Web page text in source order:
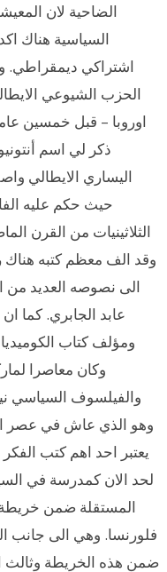
الضاحية لان
السياسية هناك
اشتراكي ديمقراطي.
الحزب الشيوعي
اوروبا – قبل خمسين
ذكر لي اسم
اليساري الايطالي
حيث حكم عليه
الثلاثينيات من القرن
وقد الف معظم كتبه هناك
الى نصوصه العديد من
عابد الجابري. كما
ومؤلف كتاب
وكان معاصرا
والفيلسوف السياسي
وهو الذي عاش في عصر
يعتبر احد اهم كتب الفكر
لحد الان كمدرسة في
المستقلة ضمن خريطة
فلورنسا. وهي الى جانب
ضمن هذه الخريطة وثالث